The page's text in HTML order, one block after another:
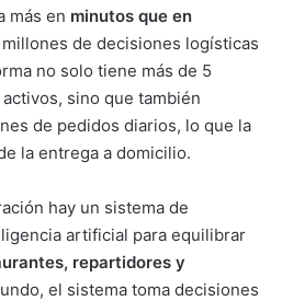
más en minutos que en
de decisiones logísticas
no solo tiene más de 5
sino que también
de pedidos diarios, lo que la
la entrega a domicilio.
hay un sistema de
artificial para equilibrar
repartidores y
el sistema toma decisiones